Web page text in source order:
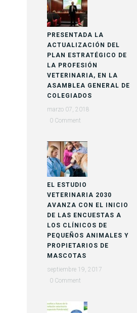
PRESENTADA LA
ACTUALIZACIÓN DEL
PLAN ESTRATÉGICO DE
LA PROFESIÓN
VETERINARIA, EN LA
ASAMBLEA GENERAL DE
COLEGIADOS
marzo 07, 2018
0
EL ESTUDIO
VETERINARIA 2030
AVANZA CON EL INICIO
DE LAS ENCUESTAS A
LOS CLÍNICOS DE
PEQUEÑOS ANIMALES Y
PROPIETARIOS DE
MASCOTAS
septiembre 19, 2017
0